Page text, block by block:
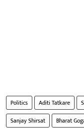
Politics Aditi Tatkare
Sanjay Shirsat
Bharat